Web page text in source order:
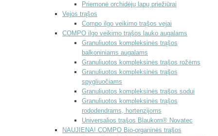
Priemonė orchidėjų lapų priežiūrai
Vejos trąšos
Compo ilgo veikimo trąšos vejai
COMPO ilgo veikimo trąšos lauko augalams
Granuliuotos kompleksinės trąšos
balkoniniams augalams
Granuliuotos kompleksinės trąšos rožėms
Granuliuotos kompleksinės trąšos
spygliuočiams
Granuliuotos kompleksinės trąšos sodui
Granuliuotos kompleksinės trąšos
rododendrams, hortenzijoms
Universalios trąšos Blaukorn® Novatec
NAUJIENA! COMPO Bio-organinės trąšos